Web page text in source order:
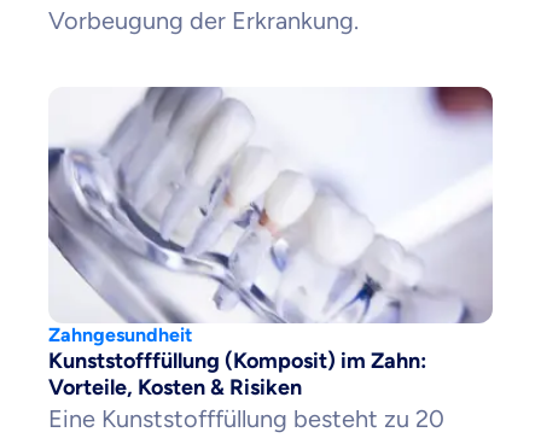
Vorbeugung der Erkrankung.
Zahngesundheit
Kunststofffüllung (Komposit) im Zahn:
Vorteile, Kosten & Risiken
Eine Kunststofffüllung besteht zu 20